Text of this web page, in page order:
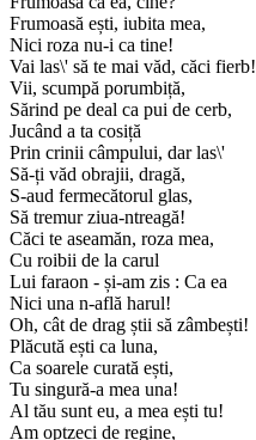
Frumoasă ești, iubita mea,
Nici roza nu-i ca tine!
Vai las\' să te mai văd, căci fierb!
Vii, scumpă porumbiță,
Sărind pe deal ca pui de cerb,
Jucând a ta cosiță
Prin crinii câmpului, dar las\'
Să-ți văd obrajii, dragă,
S-aud fermecătorul glas,
Să tremur ziua-ntreagă!
Căci te aseamăn, roza mea,
Cu roibii de la carul
Lui faraon - și-am zis : Ca ea
Nici una n-află harul!
Oh, cât de drag știi să zâmbești!
Plăcută ești ca luna,
Ca soarele curată ești,
Tu singură-a mea una!
Al tău sunt eu, a mea ești tu!
Am optzeci de regine,